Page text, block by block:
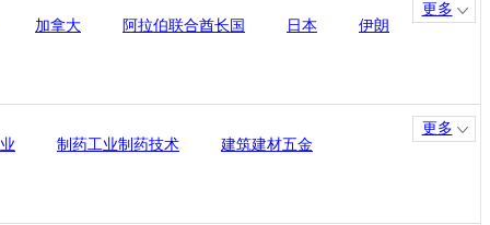
加拿大 阿拉伯联合酋长国 日本 伊朗
更多
制药工业制药技术 建筑建材五金
更多